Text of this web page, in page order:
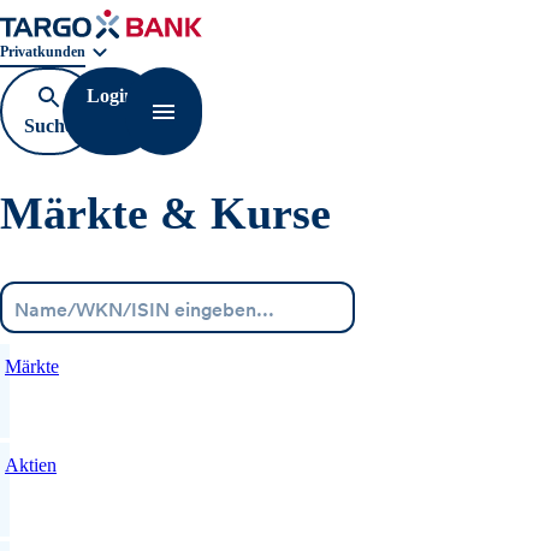
Geschäftsbereichnavigation. Aktuelle Auswahl:
Privatkunden
Suche
öffnen
Login
Navigation öffnen
Märkte & Kurse
Märkte
Aktien